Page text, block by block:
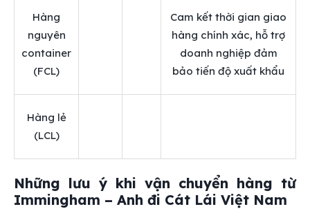
Hàng
nguyên
container
(FCL)
Cam kết thời gian giao
hàng chính xác, hỗ trợ
doanh nghiệp đảm
bảo tiến độ xuất khẩu
Hàng lẻ
(LCL)
Những lưu ý khi vận chuyển hàng từ
Immingham – Anh đi Cát Lái Việt Nam